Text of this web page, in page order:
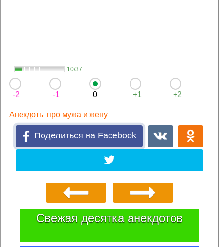
10/37
-2 -1 0 +1 +2
Анекдоты про мужа и жену
Поделиться на Facebook
Свежая десятка анекдотов